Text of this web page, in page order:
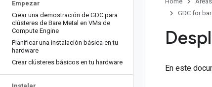
Empezar
Crear una demostración de GDC para
clústeres de Bare Metal en VMs de
Compute Engine
Planificar una instalación básica en tu
hardware
Crear clústeres básicos en tu hardware
GDC for
En este